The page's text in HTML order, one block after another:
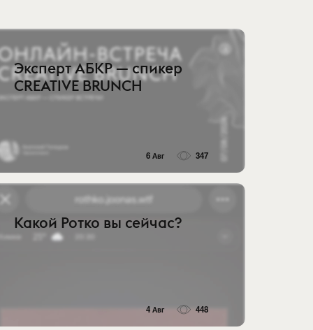
Эксперт АБКР — спикер
CREATIVE BRUNCH
6 Авг 347
Какой Ротко вы сейчас?
4 Авг 448